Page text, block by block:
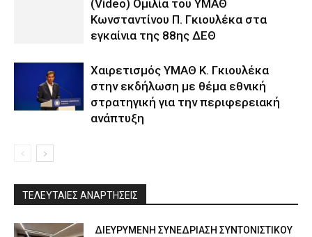
(Video) Ομιλία του ΥΜΑΘ
Κωνσταντίνου Π. Γκιουλέκα στα
εγκαίνια της 88ης ΔΕΘ
Χαιρετισμός ΥΜΑΘ Κ. Γκιουλέκα
στην εκδήλωση με θέμα εθνική
στρατηγική για την περιφερειακή
ανάπτυξη
ΤΕΛΕΥΤΑΙΕΣ ΑΝΑΡΤΗΣΕΙΣ
ΔΙΕΥΡΥΜΕΝΗ ΣΥΝΕΔΡΙΑΣΗ ΣΥΝΤΟΝΙΣΤΙΚΟΥ